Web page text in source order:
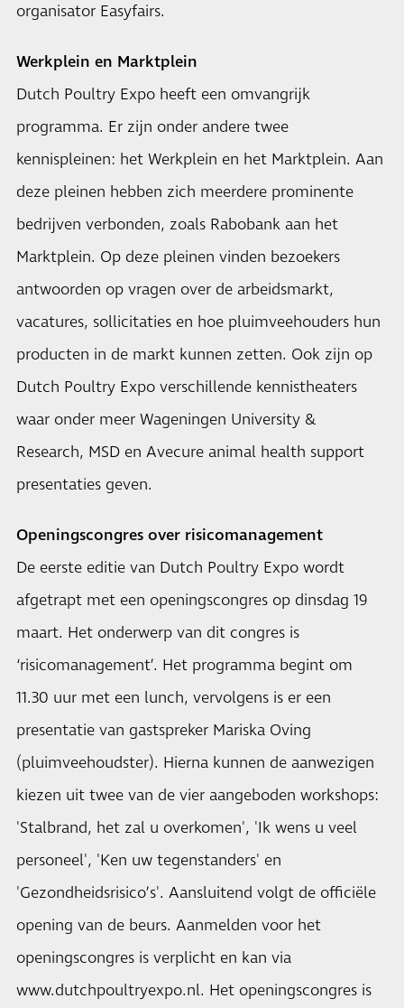
organisator Easyfairs.
Werkplein en Marktplein
Dutch Poultry Expo heeft een omvangrijk
programma. Er zijn onder andere twee
kennispleinen: het Werkplein en het Marktplein. Aan
deze pleinen hebben zich meerdere prominente
bedrijven verbonden, zoals Rabobank aan het
Marktplein. Op deze pleinen vinden bezoekers
antwoorden op vragen over de arbeidsmarkt,
vacatures, sollicitaties en hoe pluimveehouders hun
producten in de markt kunnen zetten. Ook zijn op
Dutch Poultry Expo verschillende kennistheaters
waar onder meer Wageningen University &
Research, MSD en Avecure animal health support
presentaties geven.
Openingscongres over risicomanagement
De eerste editie van Dutch Poultry Expo wordt
afgetrapt met een openingscongres op dinsdag 19
maart. Het onderwerp van dit congres is
‘risicomanagement’. Het programma begint om
11.30 uur met een lunch, vervolgens is er een
presentatie van gastspreker Mariska Oving
(pluimveehoudster). Hierna kunnen de aanwezigen
kiezen uit twee van de vier aangeboden workshops:
'Stalbrand, het zal u overkomen', 'Ik wens u veel
personeel', 'Ken uw tegenstanders' en
'Gezondheidsrisico’s'. Aansluitend volgt de officiële
opening van de beurs. Aanmelden voor het
openingscongres is verplicht en kan via
www.dutchpoultryexpo.nl. Het openingscongres is